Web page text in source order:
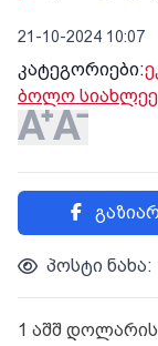
21-10-2024 10:07
კატეგორიები:
ბოლო
პოსტი ნახა:
1 აშშ